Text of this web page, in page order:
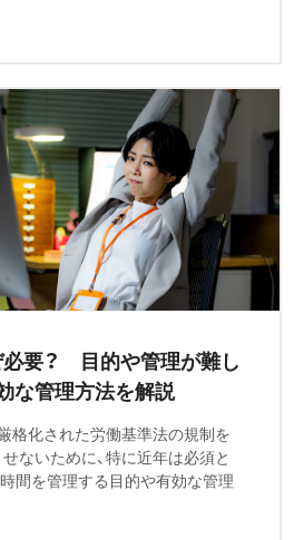
要？ 目的や管理が難し
な管理方法を解説
格化された労働基準法の規制を
ないために、特に近年は必須と
間を管理する目的や有効な管理